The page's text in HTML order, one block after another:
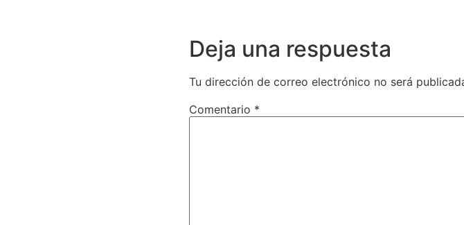
Deja una respuesta
Tu dirección de correo electrónico no será
Comentario *